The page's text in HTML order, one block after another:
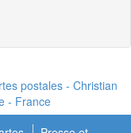
postales - Christian
- France